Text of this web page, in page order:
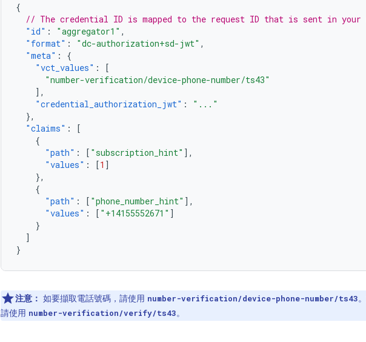
{
// The credential ID is mapped to the request ID that is sent in your
"id" : "aggregator1" ,
"format" : "dc-authorization+sd-jwt" ,
"meta" :
{
"vct_values" :
[
"number-verification/device-phone-number/ts43"
],
"credential_authorization_jwt" :
"..."
},
"claims" :
[
{
"path" : [ "subscription_hint" ],
"values" : [1 ]
},
{
"path" : [ "phone_number_hint" ],
"values" : [ "+14155552671" ]
}
]
}
注意： 如要擷取電話號碼，請使用 number-verification/device-phone-number/ts43
請使用 number-verification/verify/ts43。